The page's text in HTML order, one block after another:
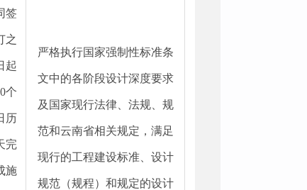
签
之
起
个
历
完
施
严格执行国家强制性标准条
文中的各阶段设计深度要求
及国家现行法律、法规、规
范和云南省相关规定，满足
现行的工程建设标准、设计
规范（规程）和规定的设计